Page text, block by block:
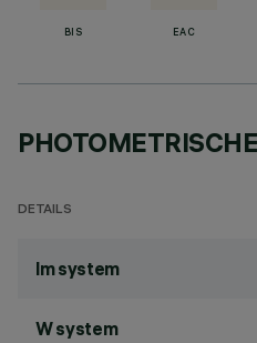
BIS EAC
DETAILS
lm system
W system